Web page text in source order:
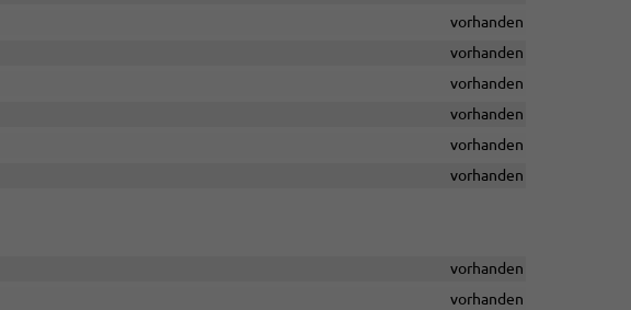
vorhanden
vorhanden
vorhanden
vorhanden
vorhanden
vorhanden
vorhanden
vorhanden